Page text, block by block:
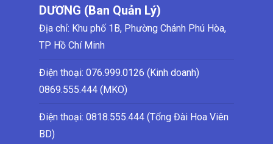
DƯƠNG (Ban Quản Lý)
Địa chỉ: Khu phố 1B, Phường Chánh Phú Hòa,
TP Hồ Chí Minh
Điện thoại: 076.999.0126 (Kinh doanh)
0869.555.444 (MKO)
Điện thoại: 0818.555.444 (Tổng Đài Hoa Viên
BD)